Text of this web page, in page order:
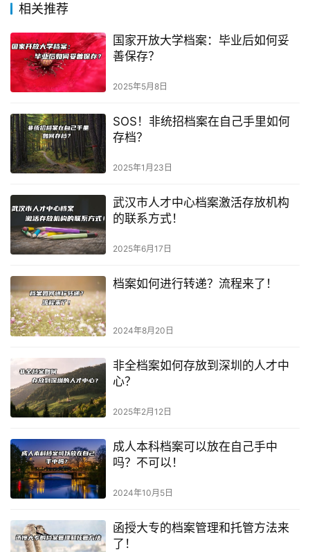
相关推荐
国家开放大学档案：毕业后如何妥
善保存？
2025年5月8日
SOS！非统招档案在自己手里如何
存档？
2025年1月23日
武汉市人才中心档案激活存放机构
的联系方式！
2025年6月17日
档案如何进行转递？流程来了！
2024年8月20日
非全档案如何存放到深圳的人才中
心？
2025年2月12日
成人本科档案可以放在自己手中
吗？不可以！
2024年10月5日
函授大专的档案管理和托管方法来
了！